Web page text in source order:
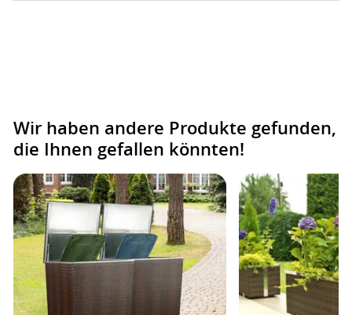
Wir haben andere Produkte gefunden,
die Ihnen gefallen könnten!